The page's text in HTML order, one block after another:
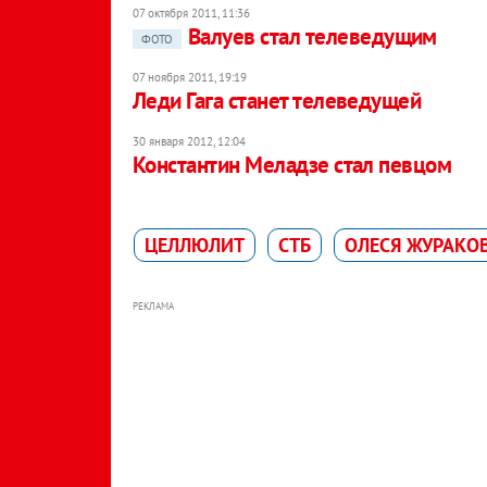
07 октября 2011, 11:36
ФОТО
Валуев стал телеведущим
07 ноября 2011, 19:19
Леди Гага станет телеведущей
30 января 2012, 12:04
Константин Меладзе стал певцом
ЦЕЛЛЮЛИТ СТБ ОЛЕСЯ
РЕКЛАМА